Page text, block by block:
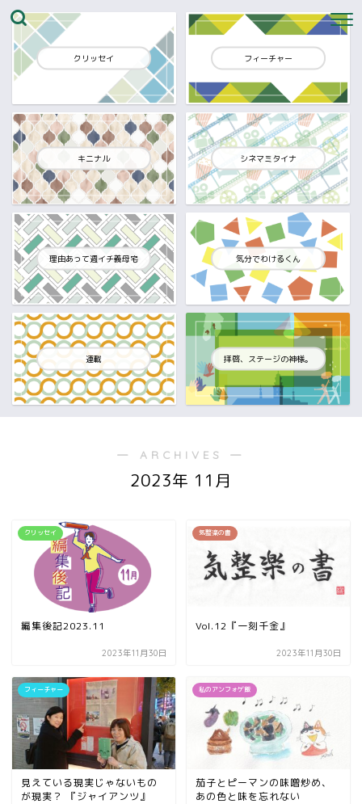
クリッセイ フィーチャー
キニナル シネマミタイナ
理由あって週イチ義母宅 気分でわけるくん
連載 拝啓、ステージの神様。
― ARCHIVES ―
2023年 11月
クリッセイ
編集後記2023.11
2023年11月30日
気整楽の書
Vol.12『一刻千金』
2023年11月30日
フィーチャー
見えている現実じゃないもの
が現実？ 『ジャイアンツ』
私のアンフォゲ飯
茄子とピーマンの味噌炒め、
あの色と味を忘れない